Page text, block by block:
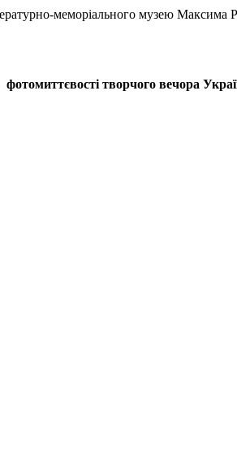
меморіального музею
фотомиттєвості творчого вечора